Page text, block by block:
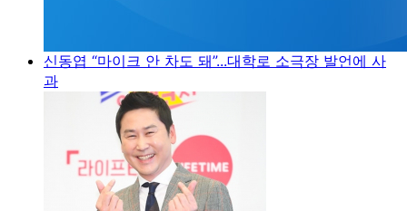
신동엽 “마이크 안 차도 돼”...대학로 소극장 발언에 사
과